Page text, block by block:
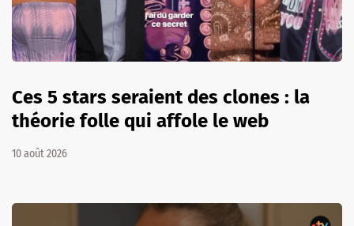
Ces 5 stars seraient des clones : la
théorie folle qui affole le web
10 août 2026